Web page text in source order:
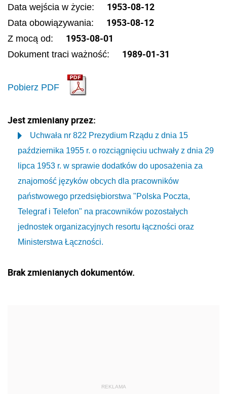
Data wejścia w życie: 1953-08-12
Data obowiązywania: 1953-08-12
Z mocą od: 1953-08-01
Dokument traci ważność: 1989-01-31
Pobierz PDF
Jest zmieniany przez:
Uchwała nr 822 Prezydium Rządu z dnia 15
października 1955 r. o rozciągnięciu uchwały z dnia 29
lipca 1953 r. w sprawie dodatków do uposażenia za
znajomość języków obcych dla pracowników
państwowego przedsiębiorstwa "Polska Poczta,
Telegraf i Telefon" na pracowników pozostałych
jednostek organizacyjnych resortu łączności oraz
Ministerstwa Łączności.
Brak zmienianych dokumentów.